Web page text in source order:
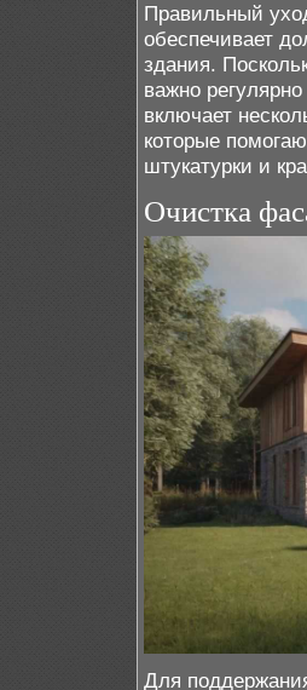
Правильный
обеспечивает
здания.
важно
включает
которые
штукатурки и
Очистка
Для